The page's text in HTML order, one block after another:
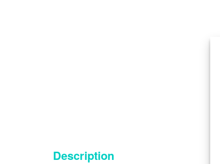
Description